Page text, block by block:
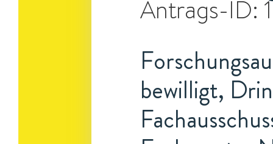
Antrags-ID:
bewilligt,